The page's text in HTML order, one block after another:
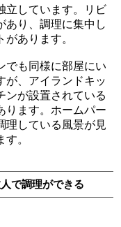
立しています。リビ
あり、調理に集中し
あります。
でも同様に部屋にい
が、アイランドキッ
ンが設置されている
ります。ホームパー
理している風景が見
。
で調理ができる